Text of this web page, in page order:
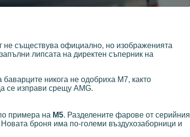
не съществува официално, но изображенията
липсата на директен съперник на
никога не одобриха M7, както
се изправи срещу AMG.
примера на M5. Разделените фарове от серийния
броня има по-големи въздухозаборници и